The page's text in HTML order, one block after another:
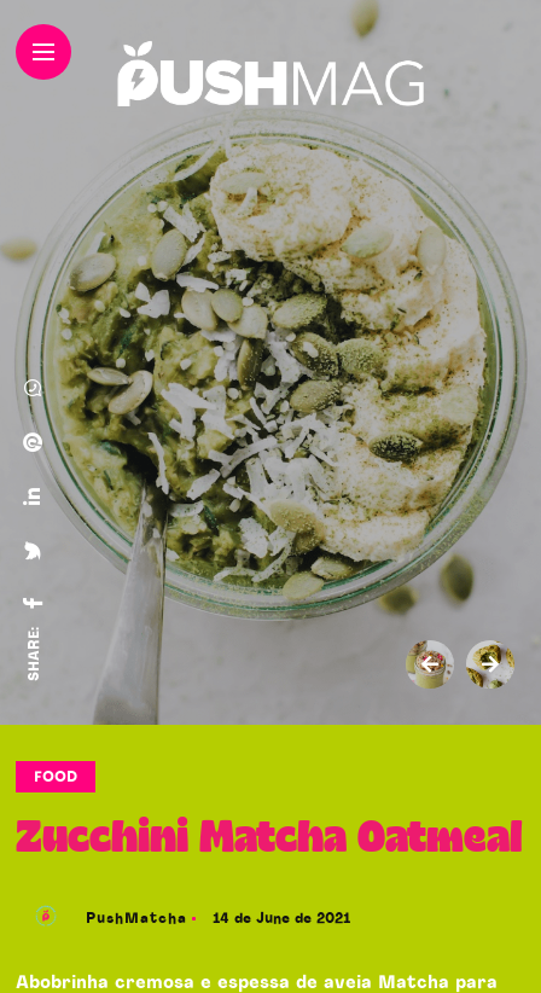
SHARE:
FOOD
Zucchini Matcha Oatmeal
PushMatcha 14 de June de 2021
Abobrinha cremosa e espessa de aveia Matcha para